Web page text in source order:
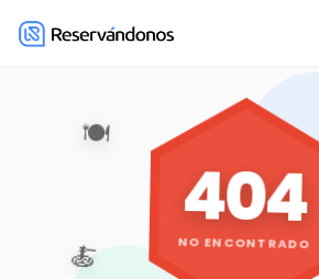
🍽️
🍝
404
NO ENCONTRADO